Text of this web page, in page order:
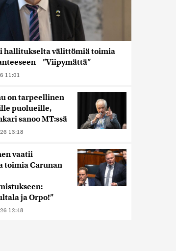
hallitukselta välittömiä toimia
– ”Viipymättä”
11:01
on tarpeellinen
puolueille,
sanoo MT:ssä
13:18
vaatii
toimia Carunan
ja Orpo!”
12:48